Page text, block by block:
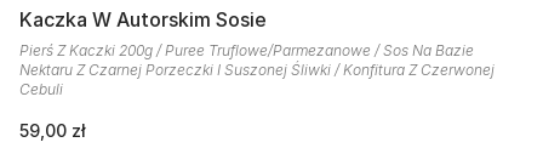
Kaczka W Autorskim Sosie
Pierś Z Kaczki 200g / Puree Truflowe/Parmezanowe / Sos Na Bazie
Nektaru Z Czarnej Porzeczki I Suszonej Śliwki / Konfitura Z Czerwonej
Cebuli
59,00 zł